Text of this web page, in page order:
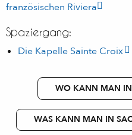
französischen Riviera
Spaziergang:
Die Kapelle Sainte Croix
WO KANN MAN IN
WAS KANN MAN IN